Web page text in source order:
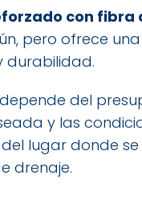
con fibra
pero ofrece
durabilidad.
del
y las
lugar donde
drenaje.